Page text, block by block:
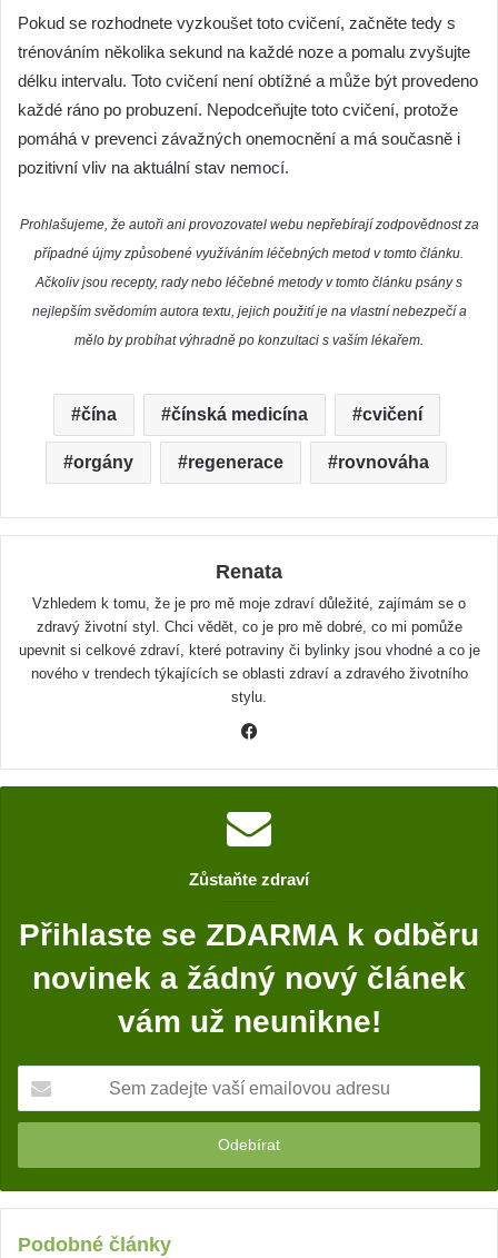
Pokud se rozhodnete vyzkoušet toto cvičení, začněte tedy s
trénováním několika sekund na každé noze a pomalu zvyšujte
délku intervalu. Toto cvičení není obtížné a může být provedeno
každé ráno po probuzení. Nepodceňujte toto cvičení, protože
pomáhá v prevenci závažných onemocnění a má současně i
pozitivní vliv na aktuální stav nemocí.
Prohlašujeme, že autoři ani provozovatel webu nepřebírají zodpovědnost za
případné újmy způsobené využíváním léčebných metod v tomto článku.
Ačkoliv jsou recepty, rady nebo léčebné metody v tomto článku psány s
nejlepším svědomím autora textu, jejich použití je na vlastní nebezpečí a
mělo by probíhat výhradně po konzultaci s vaším lékařem.
čína čínská medicína cvičení
orgány regenerace rovnováha
Renata
Vzhledem k tomu, že je pro mě moje zdraví důležité, zajímám se o
zdravý životní styl. Chci vědět, co je pro mě dobré, co mi pomůže
upevnit si celkové zdraví, které potraviny či bylinky jsou vhodné a co je
nového v trendech týkajících se oblasti zdraví a zdravého životního
stylu.
c
e
k
Zůstaňte zdraví
Přihlaste se ZDARMA k odběru
novinek a žádný nový článek
vám už neunikne!
m
a
d
jPodobné články